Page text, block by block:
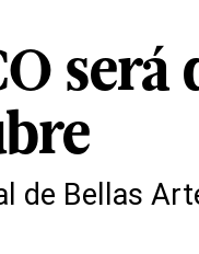
será
de Bellas